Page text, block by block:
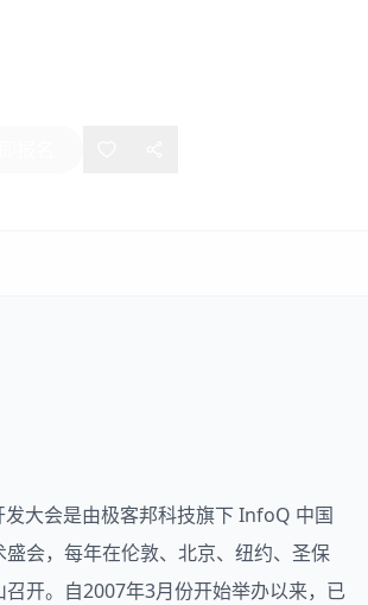
发大会是由极客邦科技旗下 InfoQ 中国
盛会，每年在伦敦、北京、纽约、圣保
召开。自2007年3月份开始举办以来，已